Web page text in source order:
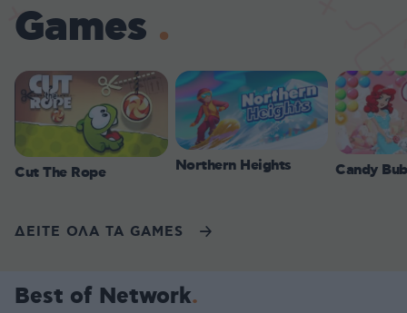
Games
Cut The Rope Northern Heights Candy
ΔΕΙΤΕ ΟΛΑ ΤΑ GAMES
Best of Network